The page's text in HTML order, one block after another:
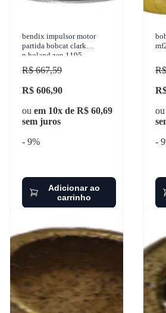
bendix impulsor motor
partida bobcat clark
n.holand zen 1195
R$ 667,59
R$ 606,90
ou em 10x de R$ 60,69
sem juros
- 9%
Adicionar ao
carrinho
ou
-